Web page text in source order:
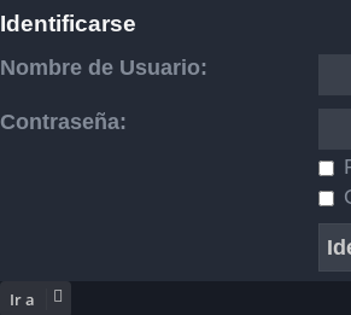
Identificarse
Nombre de Usuario:
Contraseña:
Ir a